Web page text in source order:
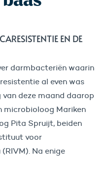
EN DE
darmbacteriën waarin
al even was
deze maand daarop
microbioloog Mariken
Pita Spruijt, beiden
voor
Na enige